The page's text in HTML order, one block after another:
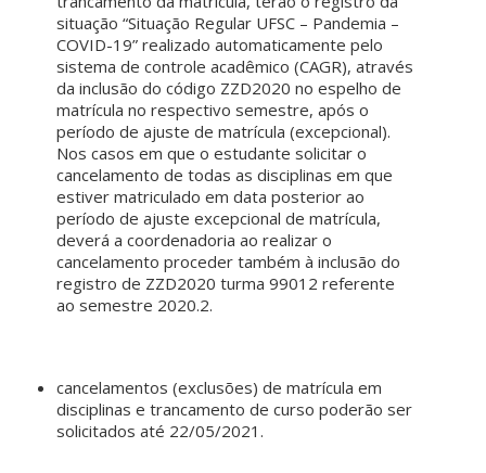
situação “Situação Regular UFSC – Pandemia –
COVID-19” realizado automaticamente pelo
sistema de controle acadêmico (CAGR), através
da inclusão do código ZZD2020 no espelho de
matrícula no respectivo semestre, após o
período de ajuste de matrícula (excepcional).
Nos casos em que o estudante solicitar o
cancelamento de todas as disciplinas em que
estiver matriculado em data posterior ao
período de ajuste excepcional de matrícula,
deverá a coordenadoria ao realizar o
cancelamento proceder também à inclusão do
registro de ZZD2020 turma 99012 referente
ao semestre 2020.2.
cancelamentos (exclusões) de matrícula em
disciplinas e trancamento de curso poderão ser
solicitados até 22/05/2021.